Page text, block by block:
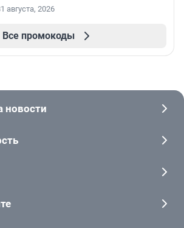
августа, 2026
Все промокоды
новости